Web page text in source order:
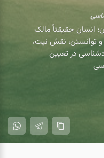
انسان حقیقتاً مالک
نقش نیت،
در تعیین